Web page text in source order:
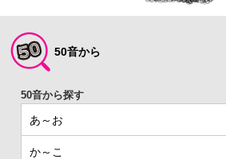
50音から
あ～お
か～こ